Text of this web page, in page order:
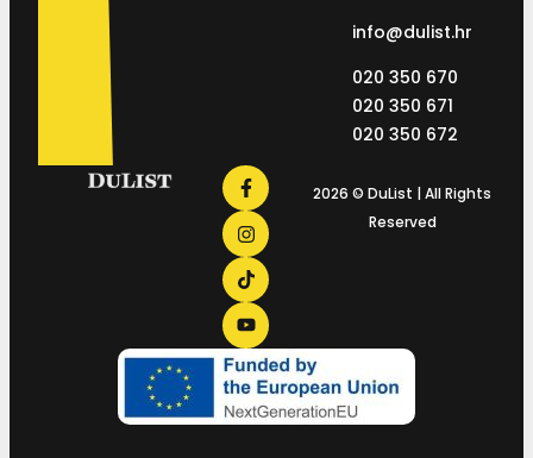
info@dulist.hr
020 350 670
020 350 671
020 350 672
2026 © DuList | All Rights
Reserved